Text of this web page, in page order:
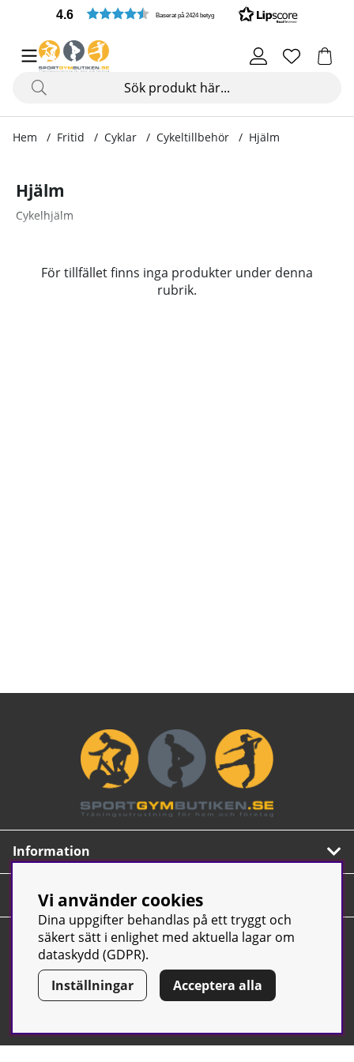
4.6 Baserat på 2424 betyg
Hem Fritid Cyklar Cykeltillbehör Hjälm
Hjälm
Cykelhjälm
Produkter
För tillfället finns inga produkter under denna
rubrik.
Information
Om oss
Nyhetsbrev
Prenumerera på vårt populära nyhetsbrev. Innehåller
tips, nyheter och våra allra bästa erbjudanden.
OK
Vi använder cookies
Dina uppgifter behandlas på ett tryggt och
säkert sätt i enlighet med aktuella lagar om
dataskydd (GDPR).
Inställningar
Acceptera alla